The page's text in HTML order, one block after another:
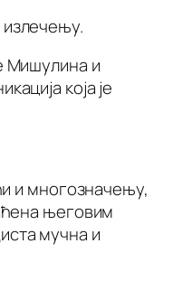
Мишулина и
која је
и многозначењу,
његовим
мучна и